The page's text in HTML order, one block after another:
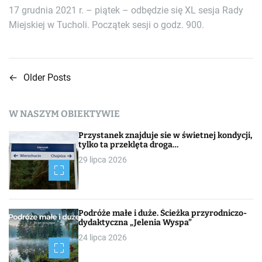
17 grudnia 2021 r. – piątek – odbędzie się XL sesja Rady
Miejskiej w Tucholi. Początek sesji o godz. 900.
N
i
g
a
c
j
a
← Older Posts
W NASZYM OBIEKTYWIE
Przystanek znajduje sie w świetnej kondycji,
tylko ta przeklęta droga…
29 lipca 2026
Podróże małe i duże. Ścieżka przyrodniczo-
dydaktyczna „Jelenia Wyspa”
24 lipca 2026